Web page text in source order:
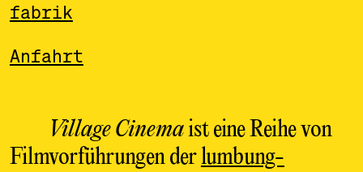
fabrik
Anfahrt
Village Cinemaist eine Reihe von
Filmvorführungen derlumbung-